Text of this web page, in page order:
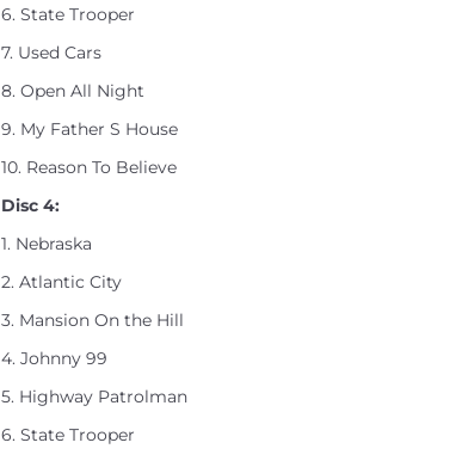
6. State Trooper
7. Used Cars
8. Open All Night
9. My Father S House
10. Reason To Believe
Disc 4:
1. Nebraska
2. Atlantic City
3. Mansion On the Hill
4. Johnny 99
5. Highway Patrolman
6. State Trooper